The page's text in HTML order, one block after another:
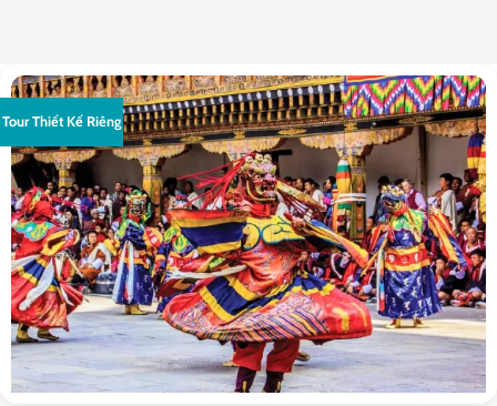
Tour Thiết Kế Riêng